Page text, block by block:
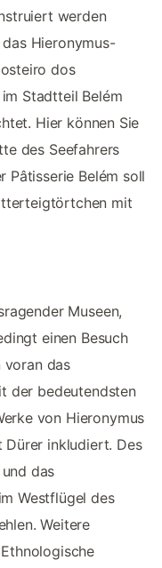
werden
Hieronymus-
dos
Stadtteil Belém
Hier können Sie
des Seefahrers
Pâtisserie Belém soll
mit
Museen,
einen Besuch
voran das
der bedeutendsten
von Hieronymus
Dürer inkludiert. Des
das
Westflügel des
Weitere